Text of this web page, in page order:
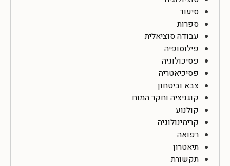
סיעוד
ספרות
עבודה סוציאלית
פילוסופיה
פסיכולוגיה
פסיכיאטריה
צבא וביטחון
קוגניציה וחקר המוח
קולנוע
קרימינולוגיה
רפואה
תיאטרון
תקשורת